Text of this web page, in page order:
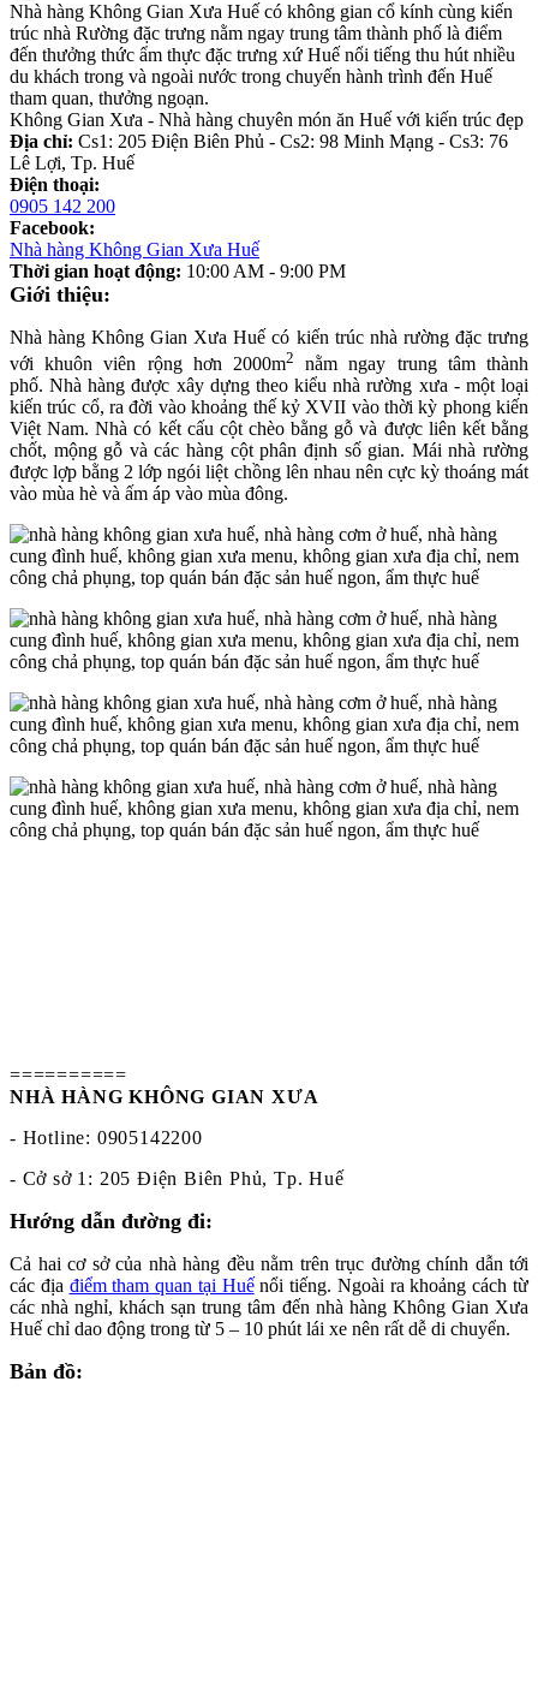
Nhà hàng Không Gian Xưa Huế có không gian cổ kính cùng kiến
trúc nhà Rường đặc trưng nằm ngay trung tâm thành phố là điểm
đến thưởng thức ẩm thực đặc trưng xứ Huế nổi tiếng thu hút nhiều
du khách trong và ngoài nước trong chuyến hành trình đến Huế
tham quan, thưởng ngoạn.
Không Gian Xưa - Nhà hàng chuyên món ăn Huế với kiến trúc đẹp
Địa chỉ: Cs1: 205 Điện Biên Phủ - Cs2: 98 Minh Mạng - Cs3: 76
Lê Lợi, Tp. Huế
Điện thoại:
0905 142 200
Facebook:
Nhà hàng Không Gian Xưa Huế
Thời gian hoạt động: 10:00 AM - 9:00 PM
Giới thiệu:
Nhà hàng Không Gian Xưa Huế có kiến trúc nhà rường đặc trưng
với khuôn viên rộng hơn 2000m2
nằm ngay trung tâm thành
phố. Nhà hàng được xây dựng theo kiểu nhà rường xưa - một loại
kiến trúc cổ, ra đời vào khoảng thế kỷ XVII vào thời kỳ phong kiến
Việt Nam. Nhà có kết cấu cột chèo bằng gỗ và được liên kết bằng
chốt, mộng gỗ và các hàng cột phân định số gian. Mái nhà rường
được lợp bằng 2 lớp ngói liệt chồng lên nhau nên cực kỳ thoáng mát
vào mùa hè và ấm áp vào mùa đông.
==========
NHÀ HÀNG KHÔNG GIAN XƯA
- Hotline: 0905142200
- Cở sở 1: 205 Điện Biên Phủ, Tp. Huế
Hướng dẫn đường đi:
Cả hai cơ sở của nhà hàng đều nằm trên trục đường chính dẫn tới
các địa điểm tham quan tại Huếnổi tiếng. Ngoài ra khoảng cách từ
các nhà nghỉ, khách sạn trung tâm đến nhà hàng Không Gian Xưa
Huế chỉ dao động trong từ 5 – 10 phút lái xe nên rất dễ di chuyển.
Bản đồ: